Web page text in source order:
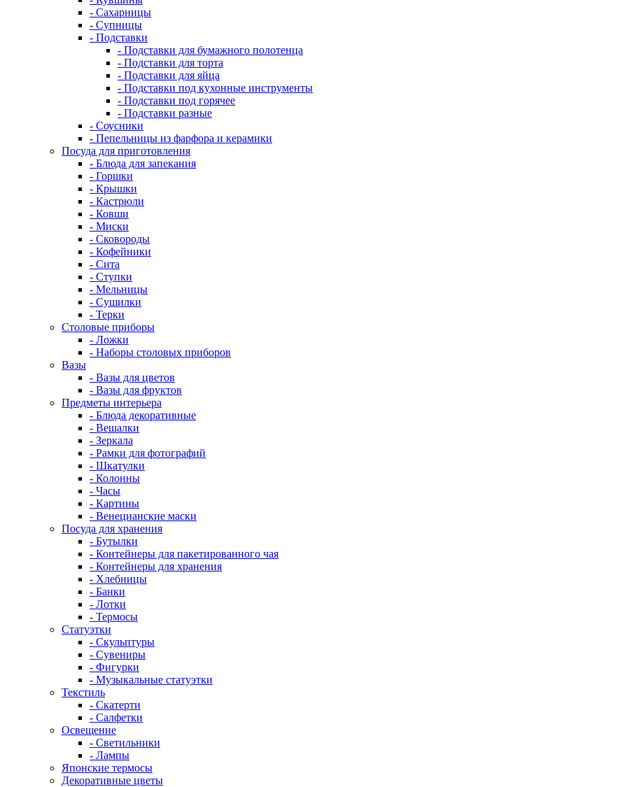
- Сахарницы
- Супницы
- Подставки
- Подставки для бумажного полотенца
- Подставки для торта
- Подставки для яйца
- Подставки под кухонные инструменты
- Подставки под горячее
- Подставки разные
- Соусники
- Пепельницы из фарфора и керамики
Посуда для приготовления
- Блюда для запекания
- Горшки
- Крышки
- Кастрюли
- Ковши
- Миски
- Сковороды
- Кофейники
- Сита
- Ступки
- Мельницы
- Сушилки
- Терки
Столовые приборы
- Ложки
- Наборы столовых приборов
Вазы
- Вазы для цветов
- Вазы для фруктов
Предметы интерьера
- Блюда декоративные
- Вешалки
- Зеркала
- Рамки для фотографий
- Шкатулки
- Колонны
- Часы
- Картины
- Венецианские маски
Посуда для хранения
- Бутылки
- Контейнеры для пакетированного чая
- Контейнеры для хранения
- Хлебницы
- Банки
- Лотки
- Термосы
Статуэтки
- Скульптуры
- Сувениры
- Фигурки
- Музыкальные статуэтки
Текстиль
- Скатерти
- Салфетки
Освещение
- Светильники
- Лампы
Японские термосы
Декоративные цветы